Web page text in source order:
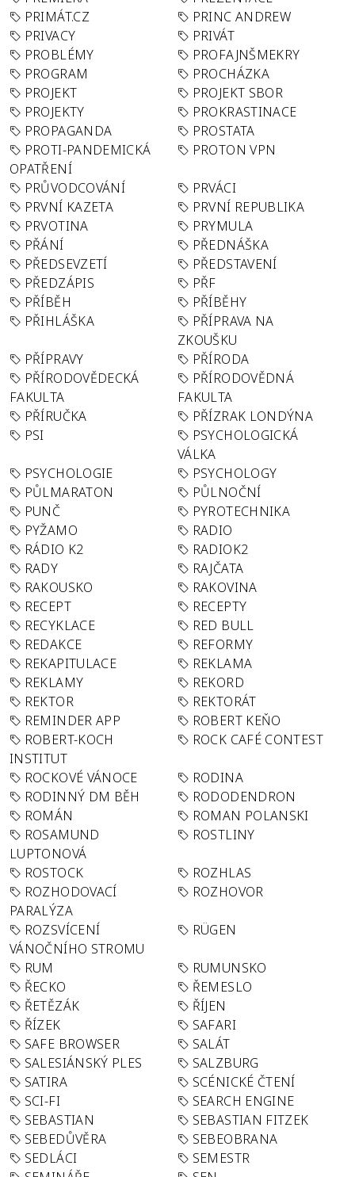
PRIMÁT.CZ
PRINC ANDREW
PRIVACY
PRIVÁT
PROBLÉMY
PROFAJNŠMEKRY
PROGRAM
PROCHÁZKA
PROJEKT
PROJEKT SBOR
PROJEKTY
PROKRASTINACE
PROPAGANDA
PROSTATA
PROTI-PANDEMICKÁ
OPATŘENÍ
PROTON VPN
PRŮVODCOVÁNÍ
PRVÁCI
PRVNÍ KAZETA
PRVNÍ REPUBLIKA
PRVOTINA
PRYMULA
PŘÁNÍ
PŘEDNÁŠKA
PŘEDSEVZETÍ
PŘEDSTAVENÍ
PŘEDZÁPIS
PŘF
PŘÍBĚH
PŘÍBĚHY
PŘIHLÁŠKA
PŘÍPRAVA NA
ZKOUŠKU
PŘÍPRAVY
PŘÍRODA
PŘÍRODOVĚDECKÁ
FAKULTA
PŘÍRODOVĚDNÁ
FAKULTA
PŘÍRUČKA
PŘÍZRAK LONDÝNA
PSI
PSYCHOLOGICKÁ
VÁLKA
PSYCHOLOGIE
PSYCHOLOGY
PŮLMARATON
PŮLNOČNÍ
PUNČ
PYROTECHNIKA
PYŽAMO
RADIO
RÁDIO K2
RADIOK2
RADY
RAJČATA
RAKOUSKO
RAKOVINA
RECEPT
RECEPTY
RECYKLACE
RED BULL
REDAKCE
REFORMY
REKAPITULACE
REKLAMA
REKLAMY
REKORD
REKTOR
REKTORÁT
REMINDER APP
ROBERT KEŇO
ROBERT-KOCH
INSTITUT
ROCK CAFÉ CONTEST
ROCKOVÉ VÁNOCE
RODINA
RODINNÝ DM BĚH
RODODENDRON
ROMÁN
ROMAN POLANSKI
ROSAMUND
LUPTONOVÁ
ROSTLINY
ROSTOCK
ROZHLAS
ROZHODOVACÍ
PARALÝZA
ROZHOVOR
ROZSVÍCENÍ
VÁNOČNÍHO STROMU
RÜGEN
RUM
RUMUNSKO
ŘECKO
ŘEMESLO
ŘETĚZÁK
ŘÍJEN
ŘÍZEK
SAFARI
SAFE BROWSER
SALÁT
SALESIÁNSKÝ PLES
SALZBURG
SATIRA
SCÉNICKÉ ČTENÍ
SCI-FI
SEARCH ENGINE
SEBASTIAN
SEBASTIAN FITZEK
SEBEDŮVĚRA
SEBEOBRANA
SEDLÁCI
SEMESTR